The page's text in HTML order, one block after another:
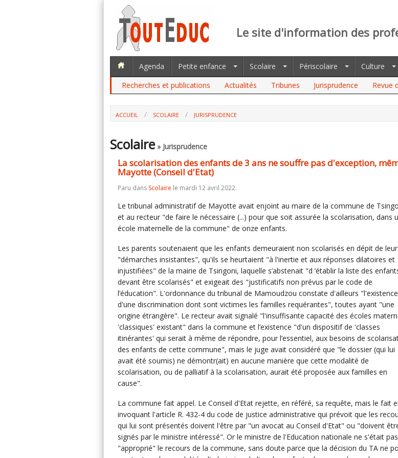
Le site d'information des
Agenda Petite enfance Scolaire Périscolaire Culture
Recherches et publications
Actualités Tribunes Jurisprudence Revue
ACCUEIL SCOLAIRE
JURISPRUDENCE
D'ETAT)
Scolaire» Jurisprudence
La scolarisation des enfants de 3 ans ne souffre pas d'exception,
Mayotte (Conseil d'Etat)
Paru dans Scolaire le mardi 12 avril 2022.
Le tribunal administratif de Mayotte avait enjoint au maire de la commune de
et au recteur "de faire le nécessaire (...) pour que soit assurée la scolarisation, dans
école maternelle de la commune" de onze enfants.
Les parents soutenaient que les enfants demeuraient non scolarisés en dépit de
"démarches insistantes", qu'ils se heurtaient "à l'inertie et aux réponses dilatoires et
injustifiées" de la mairie de Tsingoni, laquelle s’abstenait "d ’établir la liste des
devant être scolarisés" et exigeait des "justificatifs non prévus par le code de
l’éducation". L'ordonnance du tribunal de Mamoudzou constate d'ailleurs "l'existence
d'une discrimination dont sont victimes les familles requérantes", toutes ayant "une
origine étrangère". Le recteur avait signalé "l'insuffisante capacité des écoles
'classiques' existant" dans la commune et l’existence "d'un dispositif de 'classes
itinérantes' qui serait à même de répondre, pour l’essentiel, aux besoins de
des enfants de cette commune", mais le juge avait considéré que "le dossier (qui lui
avait été soumis) ne démontr(ait) en aucune manière que cette modalité de
scolarisation, ou de palliatif à la scolarisation, aurait été proposée aux familles en
cause".
La commune fait appel. Le Conseil d'Etat rejette, en référé, sa requête, mais le fait
invoquant l'article R. 432-4 du code de justice administrative qui prévoit que les
qui lui sont présentés doivent l'être par "un avocat au Conseil d'Etat" ou "doivent
signés par le ministre intéressé". Or le ministre de l'Education nationale ne s'était pas
"approprié" le recours de la commune, sans doute parce que la décision du TA ne